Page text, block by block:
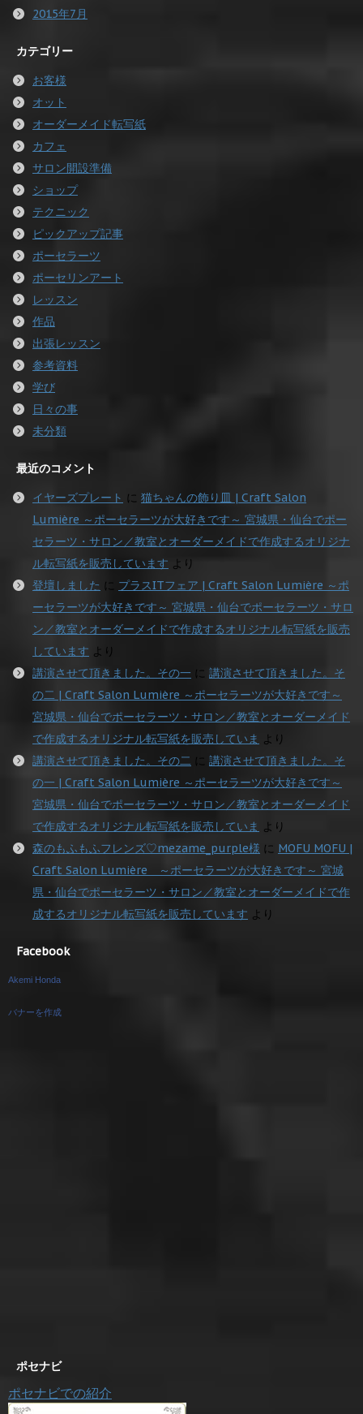
2015年7月
カテゴリー
お客様
オット
オーダーメイド転写紙
カフェ
サロン開設準備
ショップ
テクニック
ピックアップ記事
ポーセラーツ
ポーセリンアート
レッスン
作品
出張レッスン
参考資料
学び
日々の事
未分類
最近のコメント
イヤーズプレート に 猫ちゃんの飾り皿 | Craft Salon
Lumière ～ポーセラーツが大好きです～ 宮城県・仙台でポー
セラーツ・サロン／教室とオーダーメイドで作成するオリジナ
ル転写紙を販売しています より
登壇しました に プラスITフェア | Craft Salon Lumière ～ポ
ーセラーツが大好きです～ 宮城県・仙台でポーセラーツ・サロ
ン／教室とオーダーメイドで作成するオリジナル転写紙を販売
しています より
講演させて頂きました。その一 に 講演させて頂きました。そ
の二 | Craft Salon Lumière ～ポーセラーツが大好きです～
宮城県・仙台でポーセラーツ・サロン／教室とオーダーメイド
で作成するオリジナル転写紙を販売していま より
講演させて頂きました。その二 に 講演させて頂きました。そ
の一 | Craft Salon Lumière ～ポーセラーツが大好きです～
宮城県・仙台でポーセラーツ・サロン／教室とオーダーメイド
で作成するオリジナル転写紙を販売していま より
森のもふもふフレンズ♡mezame_purple様 に MOFU MOFU |
Craft Salon Lumière ～ポーセラーツが大好きです～ 宮城
県・仙台でポーセラーツ・サロン／教室とオーダーメイドで作
成するオリジナル転写紙を販売しています より
Facebook
Akemi Honda
バナーを作成
ポセナビ
ポセナビでの紹介